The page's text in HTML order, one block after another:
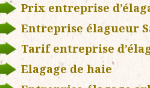
Prix entreprise
Entreprise élagueur
Tarif entreprise
Elagage de haie